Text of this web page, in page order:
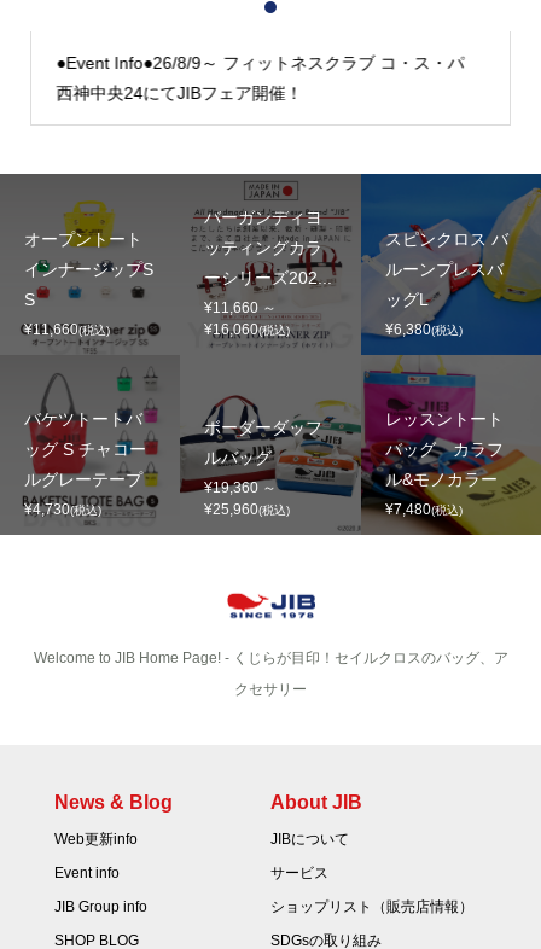
●Event Info●26/8/9～ フィットネスクラブ コ・ス・パ
西神中央24にてJIBフェア開催！
2
オープントート
インナージップS
S
¥11,660(税込)
バーガンディヨ
ッティングカラ
ーシリーズ202...
¥11,660 ～
¥16,060(税込)
スピンクロス バ
ルーンプレスバ
ッグL
¥6,380(税込)
バケツトートバ
ッグ S チャコー
ルグレーテープ
¥4,730(税込)
ボーダーダッフ
ルバッグ
¥19,360 ～
¥25,960(税込)
レッスントート
バッグ カラフ
ル&モノカラー
¥7,480(税込)
Welcome to JIB Home Page! ‐ くじらが目印！セイルクロスのバッグ、ア
クセサリー
News & Blog
Web更新info
Event info
JIB Group info
SHOP BLOG
About JIB
JIBについて
サービス
ショップリスト（販売店情報）
SDGsの取り組み